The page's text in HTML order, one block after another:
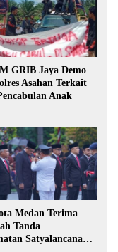
GRIB Jaya Demo
Asahan Terkait
Anak
Medan Terima
Tanda
Satyalancana